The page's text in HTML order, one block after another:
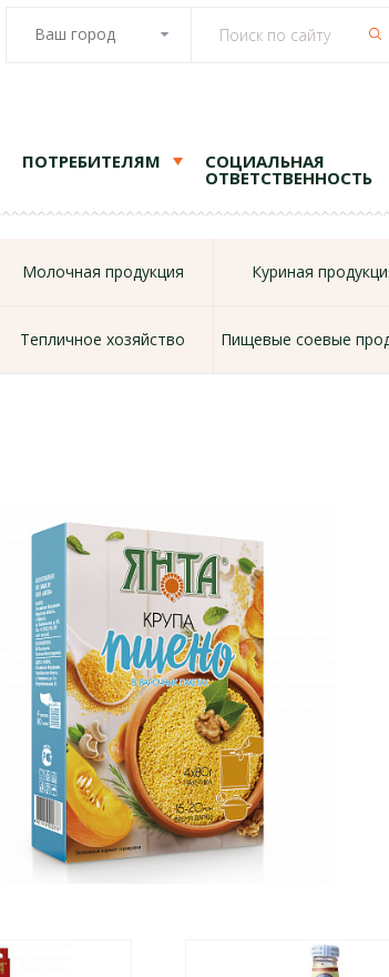
Ваш город
ПОТРЕБИТЕЛЯМ СОЦИАЛЬНАЯ
ОТВЕТСТВЕННОСТЬ
Молочная продукция Куриная
Тепличное хозяйство Пищевые соевые